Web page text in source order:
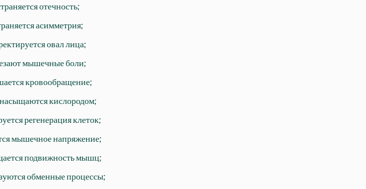
отечность;
асимметрия;
овал лица;
мышечные боли;
кровообращение;
кислородом;
регенерация клеток;
мышечное напряжение;
подвижность мышц;
обменные процессы;